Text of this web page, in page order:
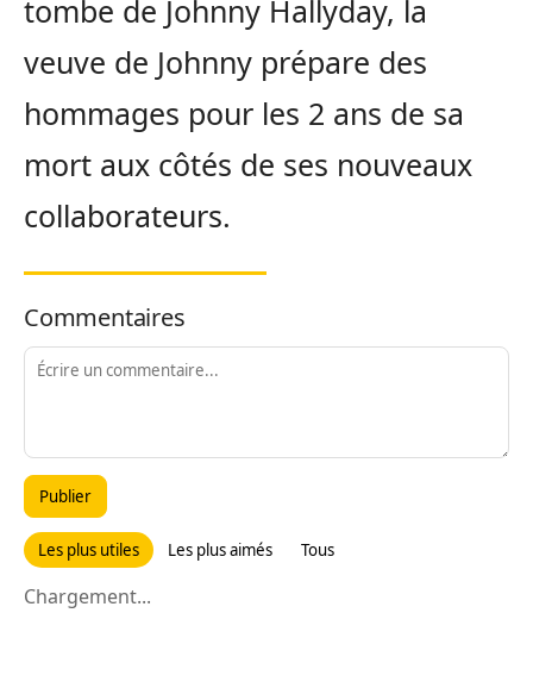
tombe de Johnny Hallyday, la
veuve de Johnny prépare des
hommages pour les 2 ans de sa
mort aux côtés de ses nouveaux
collaborateurs.
Commentaires
Publier
Les plus utiles Les plus aimés Tous
Chargement...